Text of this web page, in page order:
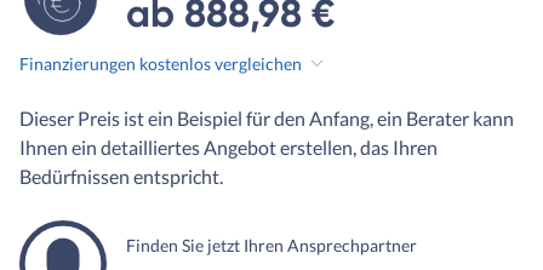
ab 888,98 €
Finanzierungen kostenlos vergleichen
Dieser Preis ist ein Beispiel für den Anfang, ein Berater kann
Ihnen ein detailliertes Angebot erstellen, das Ihren
Bedürfnissen entspricht.
Finden Sie jetzt Ihren Ansprechpartner